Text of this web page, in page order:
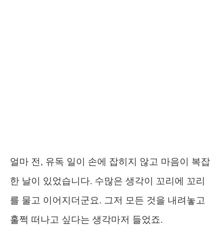
얼마 전, 유독 일이 손에 잡히지 않고 마음이 복잡
한 날이 있었습니다. 수많은 생각이 꼬리에 꼬리
를 물고 이어지더군요. 그저 모든 것을 내려놓고
훌쩍 떠나고 싶다는 생각마저 들었죠.